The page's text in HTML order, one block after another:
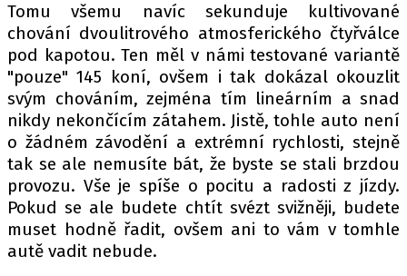
Tomu všemu navíc sekunduje kultivované
chování dvoulitrového atmosferického čtyřválce
pod kapotou. Ten měl v námi testované variantě
"pouze" 145 koní, ovšem i tak dokázal okouzlit
svým chováním, zejména tím lineárním a snad
nikdy nekončícím zátahem. Jistě, tohle auto není
o žádném závodění a extrémní rychlosti, stejně
tak se ale nemusíte bát, že byste se stali brzdou
provozu. Vše je spíše o pocitu a radosti z jízdy.
Pokud se ale budete chtít svézt svižněji, budete
muset hodně řadit, ovšem ani to vám v tomhle
autě vadit nebude.